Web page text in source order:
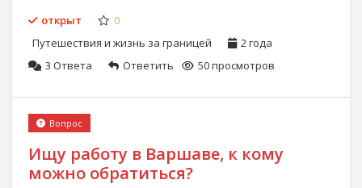
открыт
0
Путешествия и жизнь за границей
2 года
3 Ответа
Ответить 50 просмотров
Ищу работу в Варшаве, к кому
можно обратиться?
Вопрос